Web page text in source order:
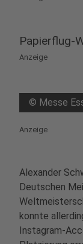
Papierflug-
Anzeige
© Messe
Anzeige
Alexander
Deutschen
konnte
Instagram-